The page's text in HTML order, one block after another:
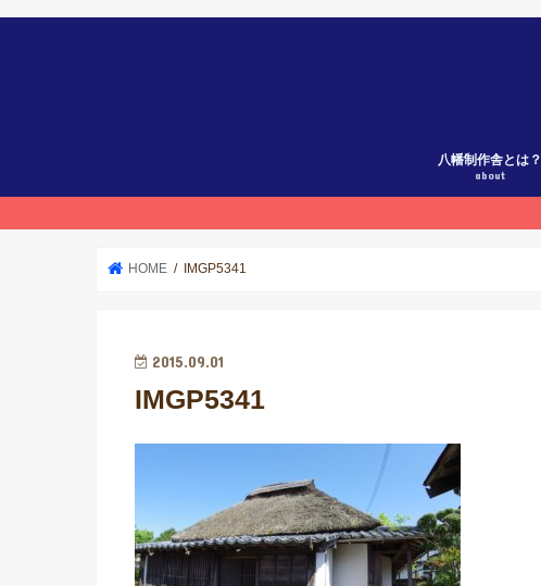
八幡制作舎とは？
about
HOME IMGP5341
2015.09.01
IMGP5341